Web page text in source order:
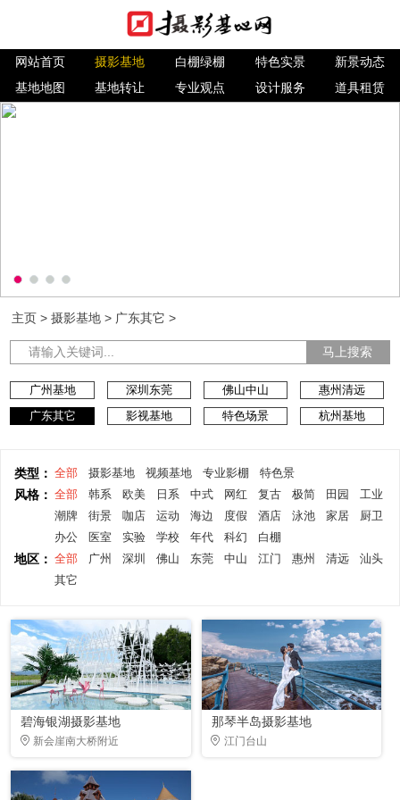
网站首页 摄影基地 白棚绿棚 特色实景
新景动态
基地地图
基地转让 专业观点 设计服务 道具租赁
主页 >摄影基地 > 广东其它 >
马上搜索
广州基地 深圳东莞 佛山中山
惠州清远
广东其它
影视基地 特色场景 杭州基地
类型： 全部 摄影基地 视频基地 专业影棚 特色景
风格： 全部 韩系 欧美 日系 中式 网红 复古 极简 田园
工业
潮牌
街景 咖店 运动 海边 度假 酒店 泳池 家居
厨卫
办公
医室 实验 学校 年代 科幻 白棚
地区： 全部 广州 深圳 佛山 东莞 中山 江门 惠州 清远
汕头
其它
碧海银湖摄影基地
新会崖南大桥附近
那琴半岛摄影基地
江门台山